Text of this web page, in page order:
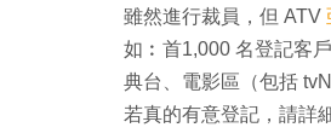
雖然進行裁員，但 ATV
如︰首1,000 名登記客
典台、電影區（包括
若真的有意登記，請詳